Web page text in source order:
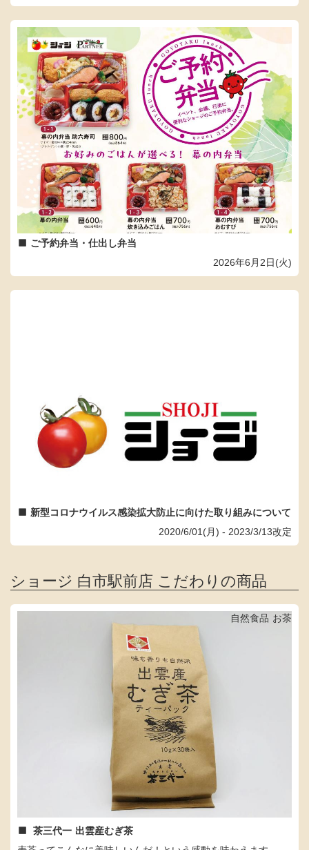
ご予約弁当・仕出し弁当
2026年6月2日(火)
新型コロナウイルス感染拡大防止に向けた取り組みについて
2020/6/01(月) - 2023/3/13改定
ショージ 白市駅前店 こだわりの商品
茶三代一 出雲産むぎ茶
自然食品 お茶